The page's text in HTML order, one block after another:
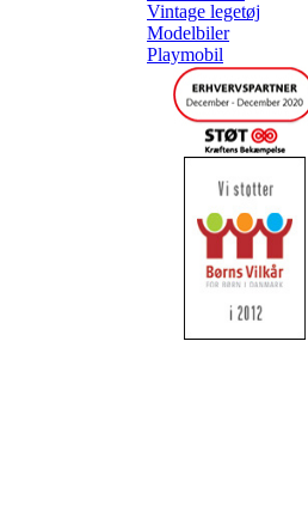
Vintage legetøj
Modelbiler
Playmobil